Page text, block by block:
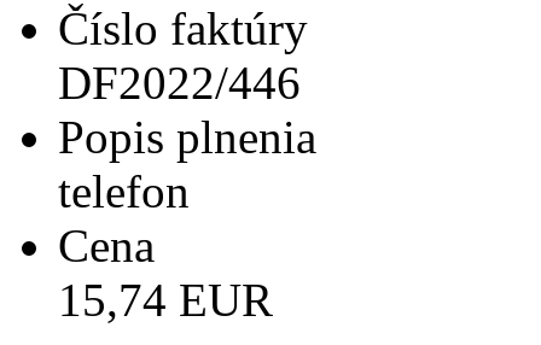
Číslo faktúry
DF2022/446
Popis plnenia
telefon
Cena
15,74 EUR